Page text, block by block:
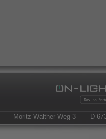
— Moritz-Walther-Weg 3 — D-